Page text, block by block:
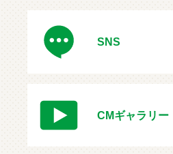
SNS
CMギャラリー